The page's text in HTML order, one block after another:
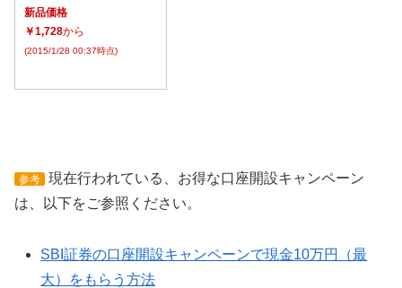
新品価格
￥1,728から
(2015/1/28 00:37時点)
参考
現在行われている、お得な口座開設キャンペーン
は、以下をご参照ください。
SBI証券の口座開設キャンペーンで現金10万円（最
大）をもらう方法